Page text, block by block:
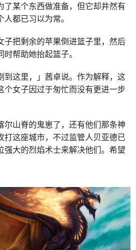
了某个东西做准备，但它却井然有
都已习以为常。
子把剩余的苹果倒进篮子里，然后
帮助她抬起篮子。
到这里，」茜卓说。作为解释，这
个女子因过于匆忙而没有更进一步
尔山脊的鬼崽了，还有他们那条神
打这座城市，不过监管人贝亚德已
强大的烈焰术士来解决他们。希望